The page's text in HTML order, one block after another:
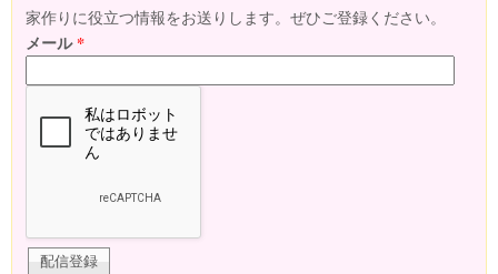
家作りに役立つ情報をお送りします。ぜひご登録ください。
メール*